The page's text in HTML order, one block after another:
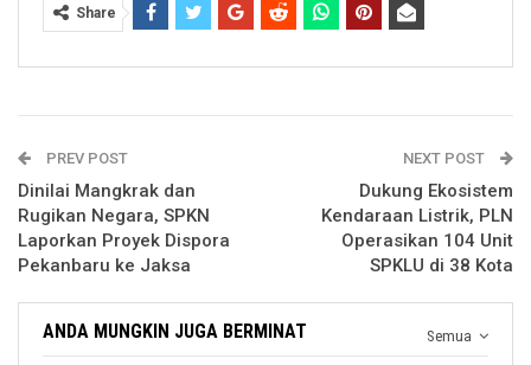
Share
PREV POST
Dinilai Mangkrak dan
Rugikan Negara, SPKN
Laporkan Proyek Dispora
Pekanbaru ke Jaksa
NEXT POST
Dukung Ekosistem
Kendaraan Listrik, PLN
Operasikan 104 Unit
SPKLU di 38 Kota
Semua
ANDA MUNGKIN JUGA BERMINAT